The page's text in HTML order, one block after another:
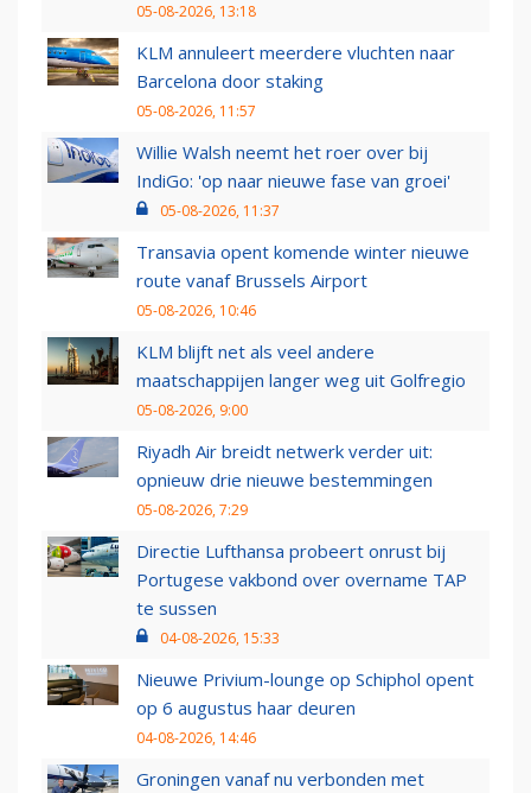
05-08-2026, 13:18
KLM annuleert meerdere vluchten naar
Barcelona door staking
05-08-2026, 11:57
Willie Walsh neemt het roer over bij
IndiGo: 'op naar nieuwe fase van groei'
05-08-2026, 11:37
Transavia opent komende winter nieuwe
route vanaf Brussels Airport
05-08-2026, 10:46
KLM blijft net als veel andere
maatschappijen langer weg uit Golfregio
05-08-2026, 9:00
Riyadh Air breidt netwerk verder uit:
opnieuw drie nieuwe bestemmingen
05-08-2026, 7:29
Directie Lufthansa probeert onrust bij
Portugese vakbond over overname TAP
te sussen
04-08-2026, 15:33
Nieuwe Privium-lounge op Schiphol opent
op 6 augustus haar deuren
04-08-2026, 14:46
Groningen vanaf nu verbonden met